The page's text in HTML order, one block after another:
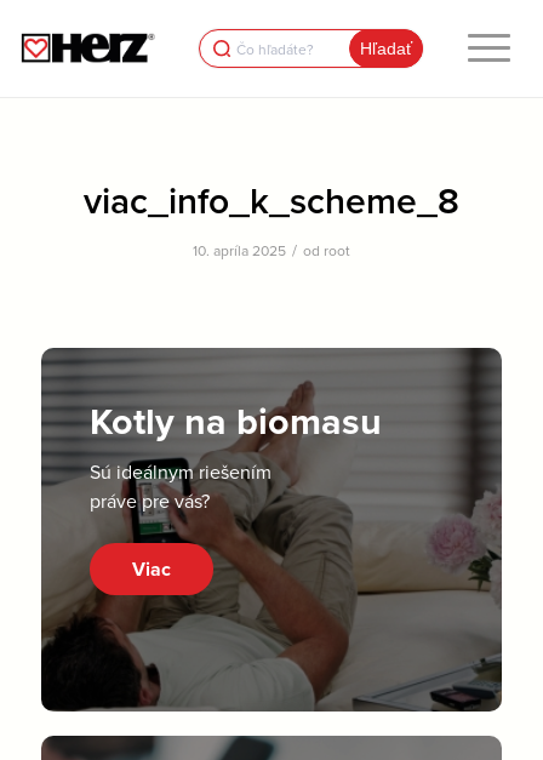
Search
for:
viac_info_k_scheme_8
10. apríla 2025 / od root
Kotly na biomasu
Sú ideálnym riešením
práve pre vás?
Viac